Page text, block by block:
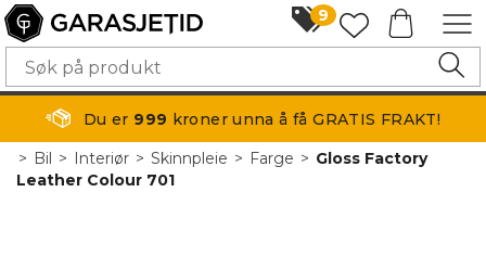
9
Du er 999 kroner unna å få GRATIS FRAKT!
> Bil> Interiør>Skinnpleie> Farge>Gloss Factory
Leather Colour 701